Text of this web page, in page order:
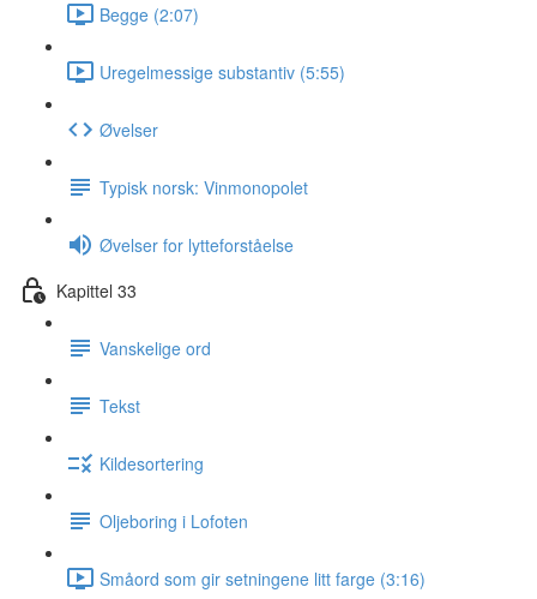
Begge (2:07)
Uregelmessige substantiv (5:55)
Øvelser
Typisk norsk: Vinmonopolet
Øvelser for lytteforståelse
Kapittel 33
Vanskelige ord
Tekst
Kildesortering
Oljeboring i Lofoten
Småord som gir setningene litt farge (3:16)